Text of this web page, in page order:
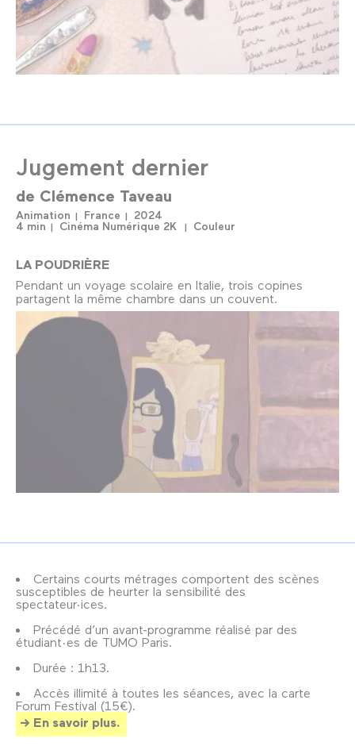
Jugement dernier
de Clémence Taveau
Animation France
2024
4 min
Cinéma Numérique 2K Couleur
LA POUDRIÈRE
Pendant un voyage scolaire en Italie, trois copines
partagent la même chambre dans un couvent.
Certains courts métrages comportent des scènes
susceptibles de heurter la sensibilité des
spectateur·ices.
Précédé d’un avant-programme réalisé par des
étudiant·es de TUMO Paris.
Durée : 1h13.
Accès illimité à toutes les séances, avec la carte
Forum Festival (15€).
En savoir plus.